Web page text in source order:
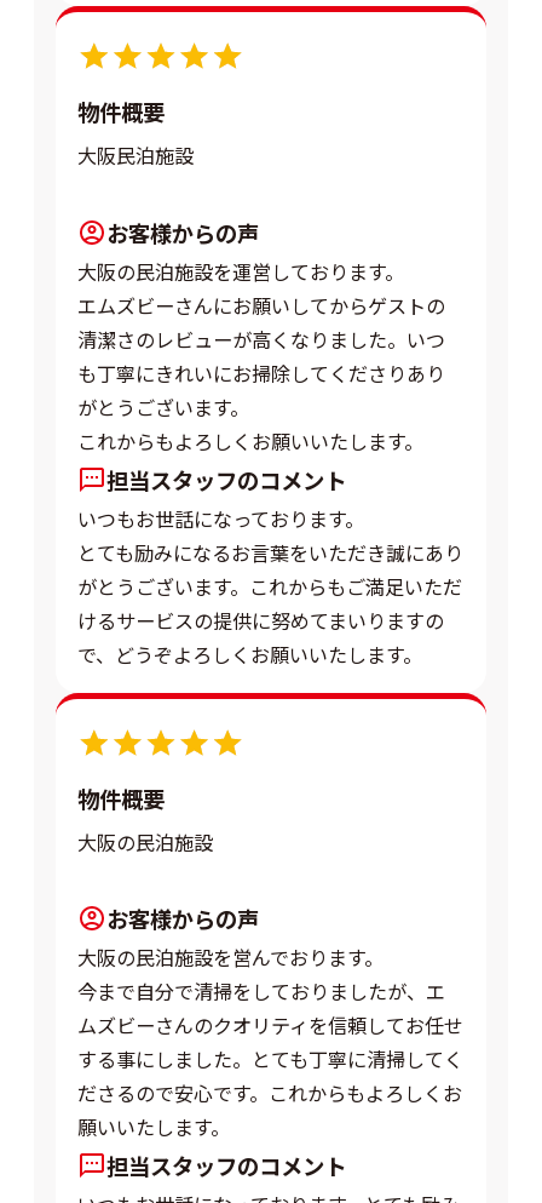
5.0
物件概要
大阪民泊施設
お客様からの声
大阪の民泊施設を運営しております。
エムズビーさんにお願いしてからゲストの
清潔さのレビューが高くなりました。いつ
も丁寧にきれいにお掃除してくださりあり
がとうございます。
これからもよろしくお願いいたします。
担当スタッフのコメント
いつもお世話になっております。
とても励みになるお言葉をいただき誠にあり
がとうございます。これからもご満足いただ
けるサービスの提供に努めてまいりますの
で、どうぞよろしくお願いいたします。
5.0
物件概要
大阪の民泊施設
お客様からの声
大阪の民泊施設を営んでおります。
今まで自分で清掃をしておりましたが、エ
ムズビーさんのクオリティを信頼してお任せ
する事にしました。とても丁寧に清掃してく
ださるので安心です。これからもよろしくお
願いいたします。
担当スタッフのコメント